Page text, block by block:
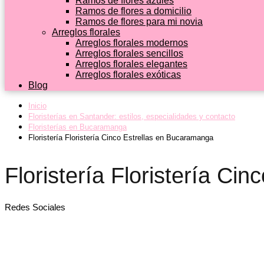
Ramos de flores a domicilio
Ramos de flores para mi novia
Arreglos florales
Arreglos florales modernos
Arreglos florales sencillos
Arreglos florales elegantes
Arreglos florales exóticas
Blog
Inicio
Floristerías en Santander: estilos, especialidades y contacto
Floristerías en Bucaramanga
Floristería Floristería Cinco Estrellas en Bucaramanga
Floristería Floristería
Redes Sociales